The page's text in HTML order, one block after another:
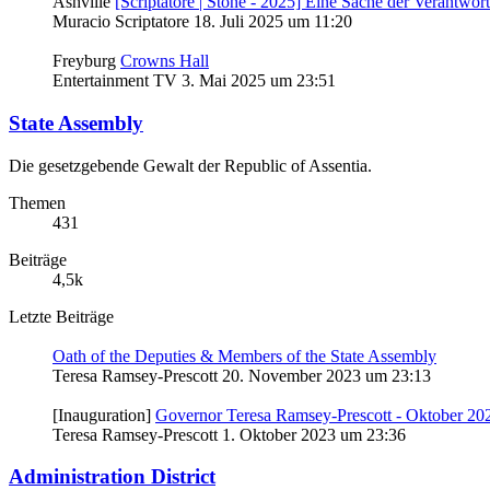
Muracio Scriptatore 18. Juli 2025 um 11:20
Freyburg Crowns Hall
Entertainment TV 3. Mai 2025 um 23:51
State Assembly
Die gesetzgebende Gewalt der Republic of Assentia.
Themen
431
Beiträge
4,5k
Letzte Beiträge
Oath of the Deputies & Members of the State Assembly
Teresa Ramsey-Prescott 20. November 2023 um 23:13
[Inauguration] Governor Teresa Ramsey-Prescott - Oktober
Teresa Ramsey-Prescott 1. Oktober 2023 um 23:36
Administration District